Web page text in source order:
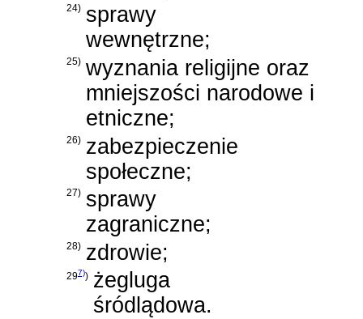
24) sprawy
wewnętrzne;
25) wyznania religijne oraz
mniejszości narodowe i
etniczne;
26) zabezpieczenie
społeczne;
27) sprawy
zagraniczne;
28) zdrowie;
297)) żegluga
śródlądowa.